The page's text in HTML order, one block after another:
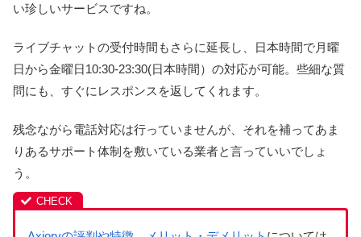
い珍しいサービスですね。
ライブチャットの受付時間もさらに延長し、日本時間で月曜
日から金曜日10:30-23:30(日本時間）の対応が可能。些細な質
問にも、すぐにレスポンスを返してくれます。
残念ながら電話対応は行っていませんが、それを補ってあま
りあるサポート体制を敷いている業者と言っていいでしょ
う。